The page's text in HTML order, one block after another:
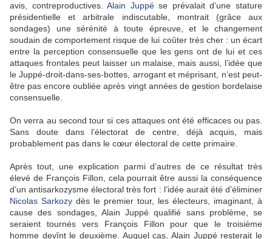
avis, contreproductives.Alain Juppése prévalait d’une stature
présidentielle et arbitrale indiscutable, montrait (grâce aux
sondages) une sérénité à toute épreuve, et le changement
soudain de comportement risque de lui coûter très cher : un écart
entre la perception consensuelle que les gens ont de lui et ces
attaques frontales peut laisser un malaise, mais aussi, l’idée que
le Juppé-droit-dans-ses-bottes, arrogant et méprisant, n’est peut-
être pas encore oubliée après vingt années de gestion bordelaise
consensuelle.
On verra au second tour si ces attaques ont été efficaces ou pas.
Sans doute dans l’électorat de centre, déjà acquis, mais
probablement pas dans le cœur électoral de cette primaire.
Après tout, une explication parmi d’autres de ce résultat très
élevé de François Fillon, cela pourrait être aussi la conséquence
d’un antisarkozysme électoral très fort : l’idée aurait été d’éliminer
Nicolas Sarkozy dès le premier tour, les électeurs, imaginant, à
cause des sondages, Alain Juppé qualifié sans problème, se
seraient tournés vers François Fillon pour que le troisième
homme devînt le deuxième. Auquel cas, Alain Juppé resterait le